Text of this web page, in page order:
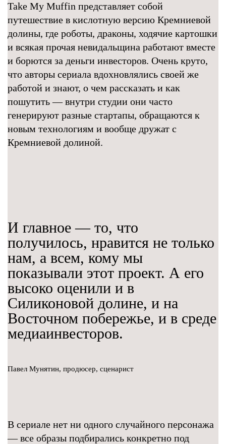
Take My Muffin представляет собой
путешествие в кислотную версию Кремниевой
долины, где роботы, драконы, ходячие картошки
и всякая прочая невидальщина работают вместе
и борются за деньги инвесторов. Очень круто,
что авторы сериала вдохновлялись своей же
работой и знают, о чем рассказать и как
пошутить — внутри студии они часто
генерируют разные стартапы, обращаются к
новым технологиям и вообще дружат с
Кремниевой долиной.
И главное — то, что
получилось, нравится не только
нам, а всем, кому мы
показывали этот проект. А его
высоко оценили и в
Силиконовой долине, и на
Восточном побережье, и в среде
медиаинвесторов.
Павел Мунятин, продюсер, сценарист
В сериале нет ни одного случайного персонажа
— все образы подбирались конкретно под